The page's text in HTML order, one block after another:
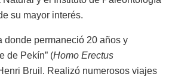
su mayor interés.
donde permaneció 20 años y
de Pekín” (Homo Erectus
Bruil. Realizó numerosos viajes